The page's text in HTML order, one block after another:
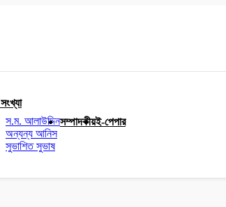
স.ম. আলাউদ্দিন
অন্যন্য আনিস
সুভাশিত সুভাষ
সম্পাদকীয়ই-পেপার